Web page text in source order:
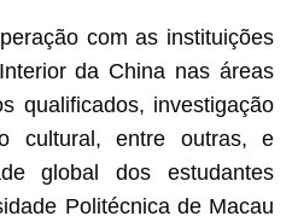
com as instituições
da China nas áreas
qualificados, investigação
cultural, entre outras, e
global dos estudantes
Politécnica de Macau